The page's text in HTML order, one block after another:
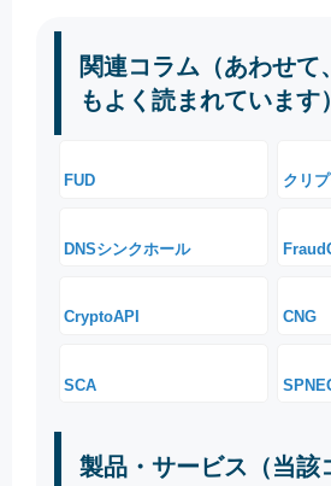
関連コラム（あわせて
もよく読まれています）
FUD クリ
DNSシンクホール
CryptoAPI CNG
SCA
製品・サービス（当該